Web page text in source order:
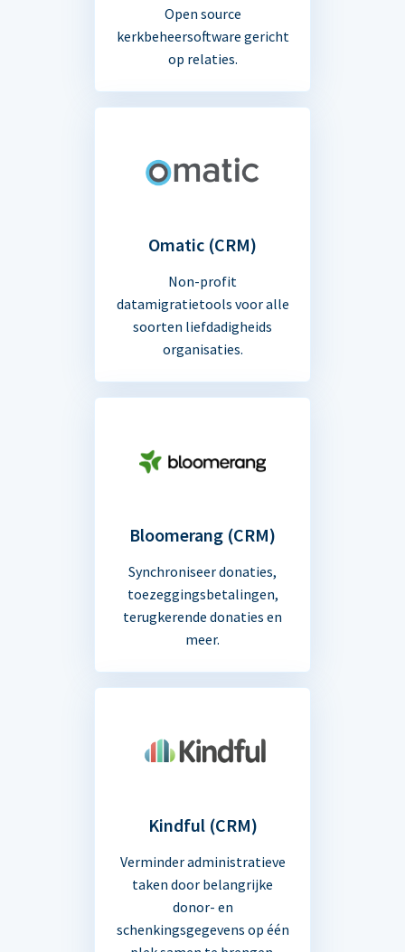
Open source
kerkbeheersoftware gericht
op relaties.
Omatic (CRM)
Non-profit
datamigratietools voor alle
soorten liefdadigheids
organisaties.
Bloomerang (CRM)
Synchroniseer donaties,
toezeggingsbetalingen,
terugkerende donaties en
meer.
Kindful (CRM)
Verminder administratieve
taken door belangrijke
donor- en
schenkingsgegevens op één